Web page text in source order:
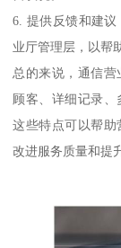
6. 提供反馈和建
业厅管理层，以帮
总的来说，通信营
顾客、详细记录、
这些特点可以帮助
改进服务质量和提